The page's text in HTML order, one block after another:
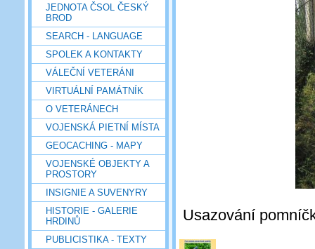
JEDNOTA ČSOL ČESKÝ
BROD
SEARCH - LANGUAGE
SPOLEK A KONTAKTY
VÁLEČNÍ VETERÁNI
VIRTUÁLNÍ PAMÁTNÍK
O VETERÁNECH
VOJENSKÁ PIETNÍ MÍSTA
GEOCACHING - MAPY
VOJENSKÉ OBJEKTY A
PROSTORY
INSIGNIE A SUVENYRY
HISTORIE - GALERIE
HRDINŮ
PUBLICISTIKA - TEXTY
Usazování